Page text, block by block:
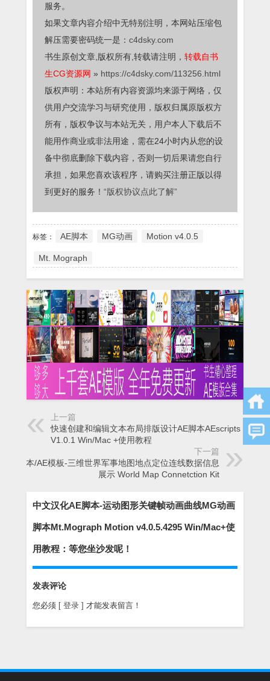
服务。
如果文章内容介绍中无特别注明，本网站压缩包
解压需要密码统一是： c4dsky.com
书生原创文章,版权所有,转载请注明， 转载自书
生CG资源网 » https://c4dsky.com/113256.html
版权声明：本站所有内容资源均来源于网络，仅
供用户交流学习与研究使用，版权归属原版权方
所有，版权争议与本站无关，用户本人下载后不
能用作商业或非法用途，需在24小时内从您的设
备中彻底删除下载内容，否则一切后果请您自行
承担，如果您喜欢该程序，请购买注册正版以得
到更好的服务！ “版权协议点此了解”
标签： AE脚本 MG动画 Motion v4.0.5
Mt. Mograph
上一篇
快速创建和编辑文本布局排版设计AE脚本AEscripts Ustav
V1.0.1 Win/Mac +使用教程
下一篇
AE脚本/AE模板-三维世界军事地图地点定位连线数据信息
展示 World Map Connetction Kit
中文汉化AE脚本-运动图形关键帧动画曲线MG动画
脚本Mt.Mograph Motion v4.0.5.4295 Win/Mac+使
用教程：等您坐沙发呢！
发表评论
您必须 [ 登录 ] 才能发表留言！